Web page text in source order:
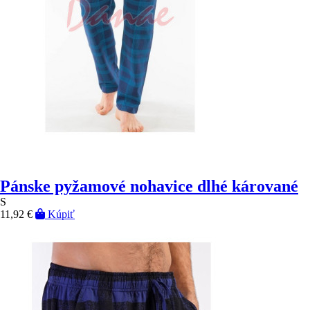
Pánske pyžamové nohavice dlhé kárované
S
11,92 €
Kúpiť